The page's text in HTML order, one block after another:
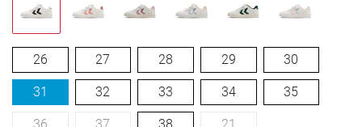
26 27 28 29 30
31 32 33 34 35